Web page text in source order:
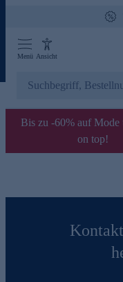
Menü Ansicht
Bis zu -60% auf Mode
on top!